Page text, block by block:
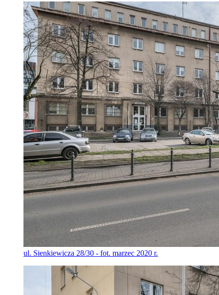
ul. Sienkiewicza 28/30 - fot. marzec 2020 r.